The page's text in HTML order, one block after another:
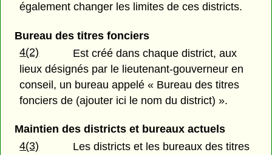
également changer les limites de ces districts.
Bureau des titres fonciers
4(2)
Est créé dans chaque district, aux
lieux désignés par le lieutenant-gouverneur en
conseil, un bureau appelé « Bureau des titres
fonciers de (ajouter ici le nom du district) ».
Maintien des districts et bureaux actuels
4(3)
Les districts et les bureaux des titres